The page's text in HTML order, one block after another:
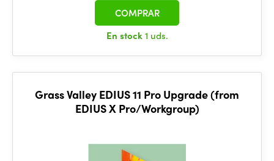
En stock1 uds.
COMPRAR
Grass Valley EDIUS 11 Pro Upgrade (from
EDIUS X Pro/Workgroup)